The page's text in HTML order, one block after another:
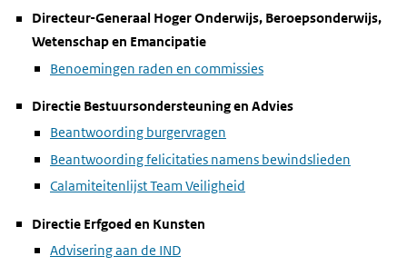
Directeur-Generaal Hoger Onderwijs, Beroepsonderwijs,
Wetenschap en Emancipatie
Benoemingen raden en commissies
Directie Bestuursondersteuning en Advies
Beantwoording burgervragen
Beantwoording felicitaties namens bewindslieden
Calamiteitenlijst Team Veiligheid
Directie Erfgoed en Kunsten
Advisering aan de IND